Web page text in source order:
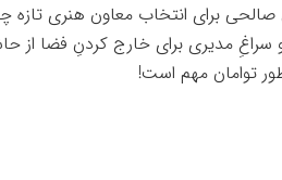
برای انتخاب معاون هنری تازه
سراغِ مدیری برای خارج کردنِ‌ فضا از
توامان مهم است!